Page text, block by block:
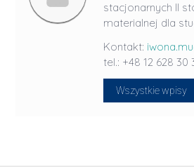
stacjonarnych II
materialnej dla
Kontakt:
tel.: +48 12 628 30
Wszystkie wpisy